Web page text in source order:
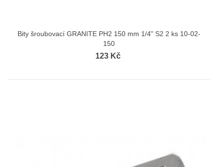
Bity šroubovací GRANITE PH2 150 mm 1/4" S2 2 ks 10-02-
150
123 Kč